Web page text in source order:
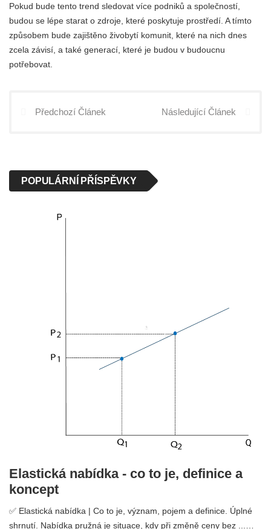
Pokud bude tento trend sledovat více podniků a společností,
budou se lépe starat o zdroje, které poskytuje prostředí. A tímto
způsobem bude zajištěno živobytí komunit, které na nich dnes
zcela závisí, a také generací, které je budou v budoucnu
potřebovat.
Předchozí Článek Následující Článek
POPULÁRNÍ PŘÍSPĚVKY
Elastická nabídka - co to je, definice a
koncept
✅ Elastická nabídka | Co to je, význam, pojem a definice. Úplné
shrnutí. Nabídka pružná je situace, kdy při změně ceny bez ...…